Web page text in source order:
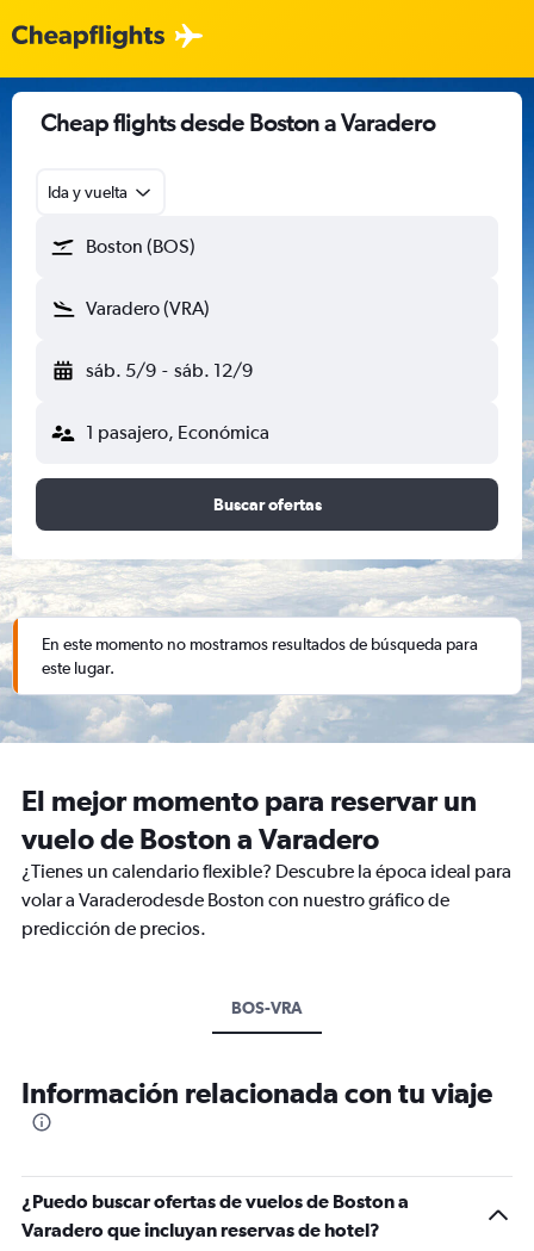
Cheap flights desde Boston a Varadero
Ida y vuelta
Boston (BOS)
Varadero (VRA)
sáb. 5/9 - sáb. 12/9
1 pasajero, Económica
Buscar ofertas
En este momento no mostramos resultados de búsqueda para
este lugar.
El mejor momento para reservar un
vuelo de Boston a Varadero
¿Tienes un calendario flexible? Descubre la época ideal para
volar a Varaderodesde Boston con nuestro gráfico de
predicción de precios.
BOS-VRA
Información relacionada con tu viaje
¿Puedo buscar ofertas de vuelos de Boston a
Varadero que incluyan reservas de hotel?